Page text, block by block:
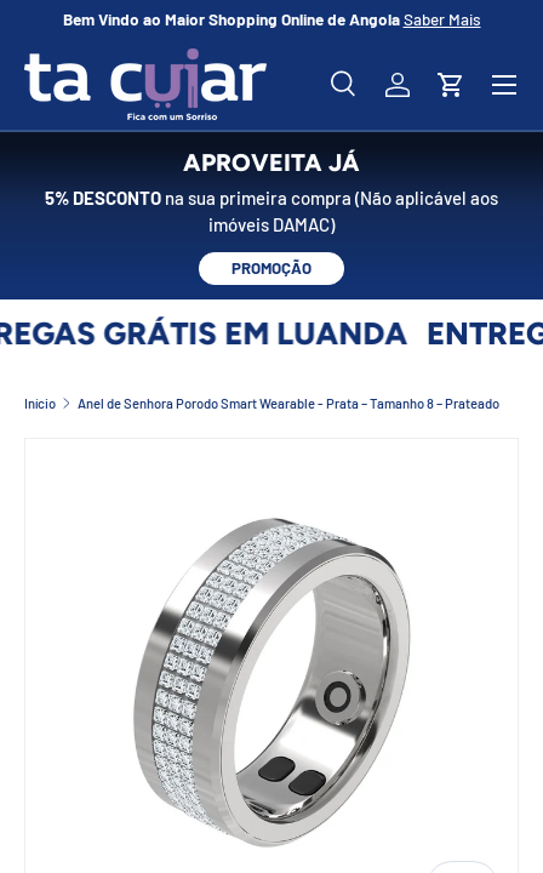
Bem Vindo ao Maior Shopping Online de Angola Saber Mais
Pesquisar
PesquisarIniciar sessão
Carrinho
APROVEITA JÁ
5% DESCONTO na sua primeira compra (Não aplicável aos
imóveis DAMAC)
PROMOÇÃO
GRÁTIS EM LUANDA
Início Anel de Senhora Porodo Smart Wearable - Prata – Tamanho 8 – Prateado